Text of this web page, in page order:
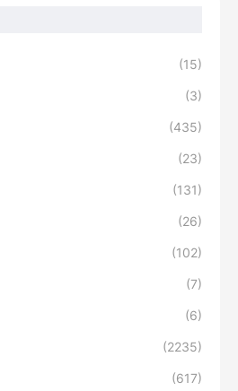
(15)
(3)
(435)
(23)
(131)
(26)
(102)
(7)
(6)
(2235)
(617)